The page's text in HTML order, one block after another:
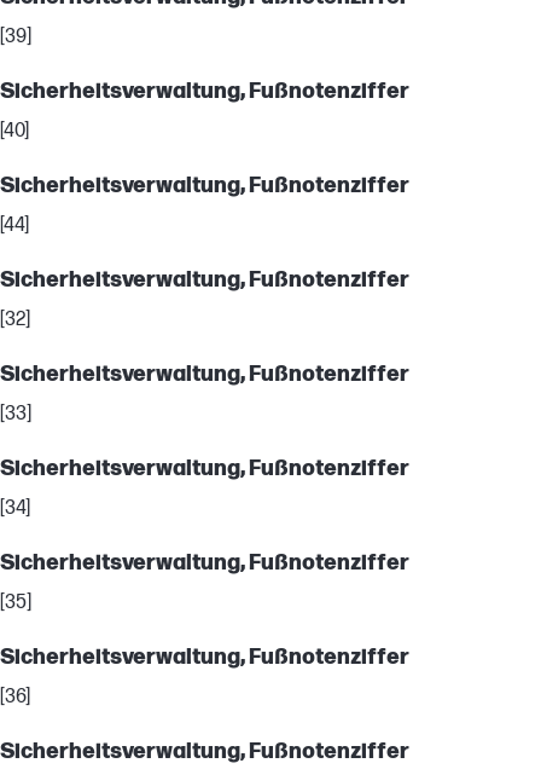
[39]
Sicherheitsverwaltung, Fußnotenziffer
[40]
Sicherheitsverwaltung, Fußnotenziffer
[44]
Sicherheitsverwaltung, Fußnotenziffer
[32]
Sicherheitsverwaltung, Fußnotenziffer
[33]
Sicherheitsverwaltung, Fußnotenziffer
[34]
Sicherheitsverwaltung, Fußnotenziffer
[35]
Sicherheitsverwaltung, Fußnotenziffer
[36]
Sicherheitsverwaltung, Fußnotenziffer